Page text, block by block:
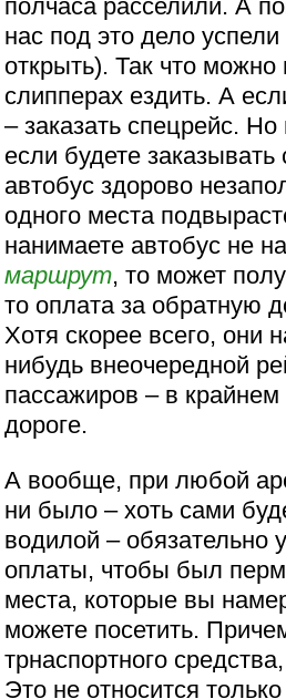
полчаса расселили. А
нас под это дело
открыть). Так что
слипперах ездить. А
– заказать спецрейс.
если будете заказывать
автобус здорово
одного места
нанимаете автобус не
маршрут, то может
то оплата за обратную
Хотя скорее всего, они
нибудь внеочередной
пассажиров – в крайнем
дороге.
А вообще, при любой
ни было – хоть сами
водилой – обязательно
оплаты, чтобы был
места, которые вы
можете посетить.
трнаспортного
Это не относится